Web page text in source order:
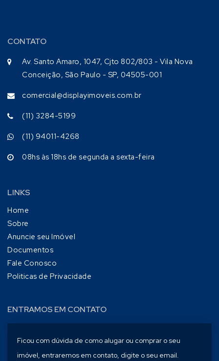
CONTATO
Av. Santo Amaro, 1047, Cjto 802/803 - Vila Nova
Conceição, São Paulo - SP, 04505-001
comercial@displayimoveis.com.br
(11) 3284-5199
(11) 94011-4268
08hs às 18hs de segunda a sexta-feira
LINKS
Home
Sobre
Anuncie seu Imóvel
Documentos
Fale Conosco
Politicas de Privacidade
ENTRAMOS EM CONTATO
Ficou com dúvida de como alugar ou comprar o seu
imóvel, entraremos em contato, digite o seu email.